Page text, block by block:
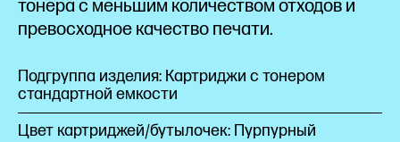
тонера с меньшим количеством отходов и
превосходное качество печати.
Подгруппа изделия: Картриджи с тонером
стандартной емкости
Цвет картриджей/бутылочек: Пурпурный